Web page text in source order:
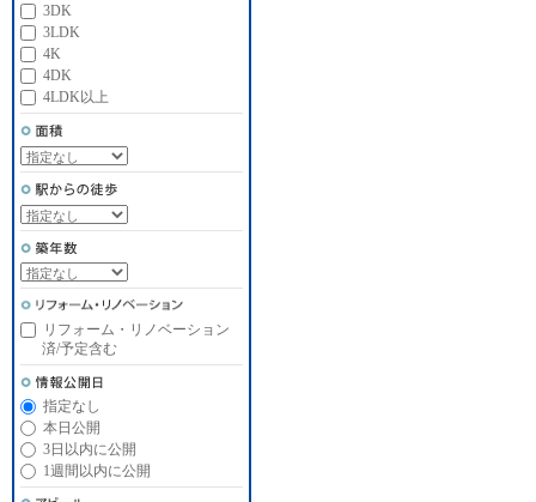
3DK
3LDK
4K
4DK
4LDK以上
リフォーム・リノベーション
済/予定含む
指定なし
本日公開
3日以内に公開
1週間以内に公開